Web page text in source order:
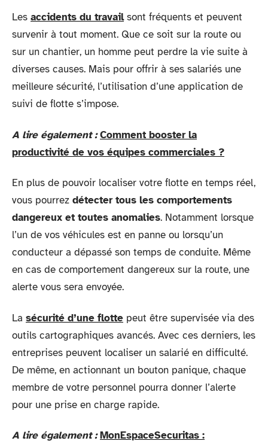
Les accidents du travailsont fréquents et peuvent
survenir à tout moment. Que ce soit sur la route ou
sur un chantier, un homme peut perdre la vie suite à
diverses causes. Mais pour offrir à ses salariés une
meilleure sécurité, l’utilisation d’une application de
suivi de flotte s’impose.
A lire également : Comment booster la
productivité de vos équipes commerciales ?
En plus de pouvoir localiser votre flotte en temps réel,
vous pourrez détecter tous les comportements
dangereux et toutes anomalies. Notamment lorsque
l’un de vos véhicules est en panne ou lorsqu’un
conducteur a dépassé son temps de conduite. Même
en cas de comportement dangereux sur la route, une
alerte vous sera envoyée.
La sécurité d’une flotte peut être supervisée via des
outils cartographiques avancés. Avec ces derniers, les
entreprises peuvent localiser un salarié en difficulté.
De même, en actionnant un bouton panique, chaque
membre de votre personnel pourra donner l’alerte
pour une prise en charge rapide.
A lire également : MonEspaceSecuritas :